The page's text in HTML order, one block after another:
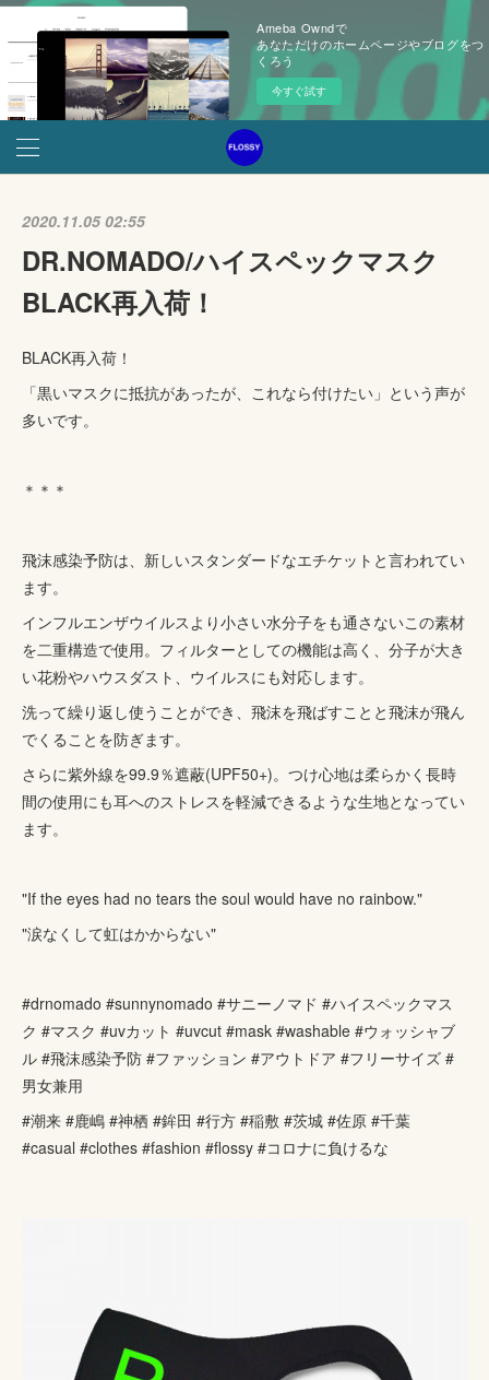
Ameba Owndで
あなただけのホームページやブログをつ
くろう
今すぐ試す
2020.11.05 02:55
DR.NOMADO/ハイスペックマスク
BLACK再入荷！
BLACK再入荷！
「黒いマスクに抵抗があったが、これなら付けたい」という声が
多いです。
＊＊＊
飛沫感染予防は、新しいスタンダードなエチケットと言われてい
ます。
インフルエンザウイルスより小さい水分子をも通さないこの素材
を二重構造で使用。フィルターとしての機能は高く、分子が大き
い花粉やハウスダスト、ウイルスにも対応します。
洗って繰り返し使うことができ、飛沫を飛ばすことと飛沫が飛ん
でくることを防ぎます。
さらに紫外線を99.9％遮蔽(UPF50+)。つけ心地は柔らかく長時
間の使用にも耳へのストレスを軽減できるような生地となってい
ます。
"If the eyes had no tears the soul would have no rainbow."
"涙なくして虹はかからない"
#drnomado #sunnynomado #サニーノマド #ハイスペックマス
ク #マスク #uvカット #uvcut #mask #washable #ウォッシャブ
ル #飛沫感染予防 #ファッション #アウトドア #フリーサイズ #
男女兼用
#潮来 #鹿嶋 #神栖 #鉾田 #行方 #稲敷 #茨城 #佐原 #千葉
#casual #clothes #fashion #flossy #コロナに負けるな